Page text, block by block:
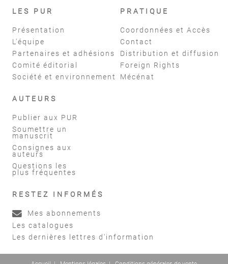
LES PUR
Présentation
L'équipe
Partenaires et adhésions
Comité éditorial
Société et environnement
PRATIQUE
Coordonnées et Accès
Contact
Distribution et diffusion
Foreign Rights
Mécénat
AUTEURS
Publier aux PUR
Soumettre un
manuscrit
Consignes aux
auteurs
Questions les
plus fréquentes
RESTEZ INFORMÉS
Mes abonnements
Les catalogues
Les dernières lettres d'information